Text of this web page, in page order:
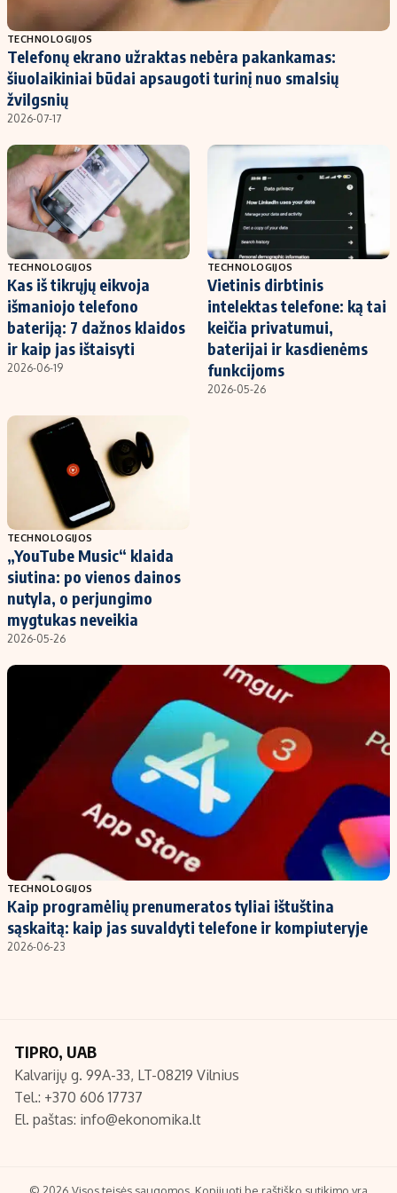
Populiarios temos
Investavimas
Akcijų rinka
Saulės elektrinės
Kriptovaliutos
Infliacija
Migracija
Titulinis
Nedarbo išmokos skaičiuoklė
Būsto finansai
Įdomios naujienos
Redakcija
Apie mus
Redakcijos politika
Privatumo politika
Turinio žymėjimo taisyklės
Regionų naujienos
Indėlių palūkanos
TECHNOLOGIJOS
Telefonų ekrano užraktas nebėra pakankamas:
šiuolaikiniai būdai apsaugoti turinį nuo smalsių
žvilgsnių
2026-07-17
TECHNOLOGIJOS
Kas iš tikrųjų eikvoja
išmaniojo telefono
bateriją: 7 dažnos klaidos
ir kaip jas ištaisyti
2026-06-19
TECHNOLOGIJOS
Vietinis dirbtinis
intelektas telefone: ką tai
keičia privatumui,
baterijai ir kasdienėms
funkcijoms
2026-05-26
TECHNOLOGIJOS
„YouTube Music“ klaida
siutina: po vienos dainos
nutyla, o perjungimo
mygtukas neveikia
2026-05-26
TECHNOLOGIJOS
Kaip programėlių prenumeratos tyliai ištuština
sąskaitą: kaip jas suvaldyti telefone ir kompiuteryje
2026-06-23
TIPRO, UAB
Kalvarijų g. 99A-33, LT-08219 Vilnius
Tel.: +370 606 17737
El. paštas: info@ekonomika.lt
© 2026 Visos teisės saugomos. Kopijuoti be raštiško sutikimo yra